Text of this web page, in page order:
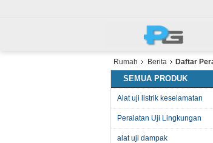
Rumah Berita Daftar
SEMUA PRODUK
Alat uji listrik keselamatan
Peralatan Uji Lingkungan
alat uji dampak